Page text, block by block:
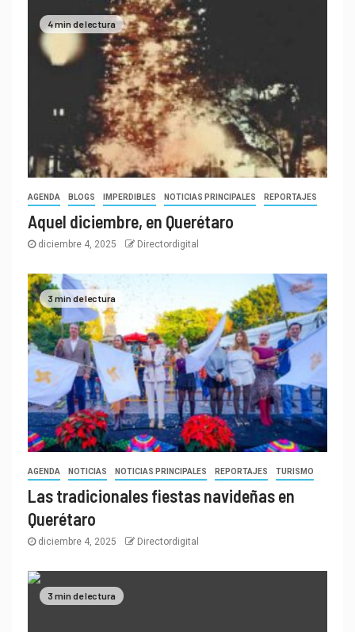
4 min de lectura
AGENDA BLOGS IMPERDIBLES NOTICIAS PRINCIPALES REPORTAJES
Aquel diciembre, en Querétaro
diciembre 4, 2025 Directordigital
3 min de lectura
AGENDA NOTICIAS NOTICIAS PRINCIPALES REPORTAJES TURISMO
Las tradicionales fiestas navideñas en
Querétaro
diciembre 4, 2025 Directordigital
3 min de lectura